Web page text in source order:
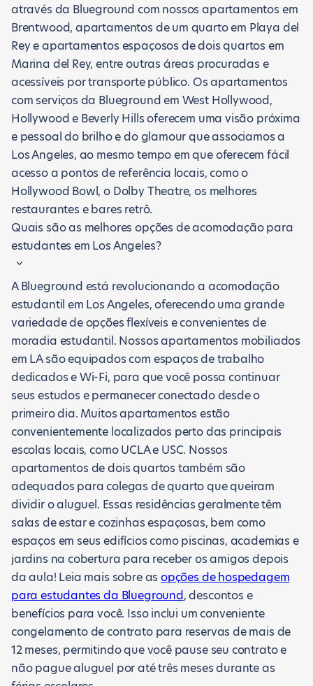
através da Blueground com nossos apartamentos em
Brentwood, apartamentos de um quarto em Playa del
Rey e apartamentos espaçosos de dois quartos em
Marina del Rey, entre outras áreas procuradas e
acessíveis por transporte público. Os apartamentos
com serviços da Blueground em West Hollywood,
Hollywood e Beverly Hills oferecem uma visão próxima
e pessoal do brilho e do glamour que associamos a
Los Angeles, ao mesmo tempo em que oferecem fácil
acesso a pontos de referência locais, como o
Hollywood Bowl, o Dolby Theatre, os melhores
restaurantes e bares retrô.
Quais são as melhores opções de acomodação para
estudantes em Los Angeles?
A Blueground está revolucionando a acomodação
estudantil em Los Angeles, oferecendo uma grande
variedade de opções flexíveis e convenientes de
moradia estudantil. Nossos apartamentos mobiliados
em LA são equipados com espaços de trabalho
dedicados e Wi-Fi, para que você possa continuar
seus estudos e permanecer conectado desde o
primeiro dia. Muitos apartamentos estão
convenientemente localizados perto das principais
escolas locais, como UCLA e USC. Nossos
apartamentos de dois quartos também são
adequados para colegas de quarto que queiram
dividir o aluguel. Essas residências geralmente têm
salas de estar e cozinhas espaçosas, bem como
espaços em seus edifícios como piscinas, academias e
jardins na cobertura para receber os amigos depois
da aula! Leia mais sobre as opções de hospedagem
para estudantes da Blueground, descontos e
benefícios para você. Isso inclui um conveniente
congelamento de contrato para reservas de mais de
12 meses, permitindo que você pause seu contrato e
não pague aluguel por até três meses durante as